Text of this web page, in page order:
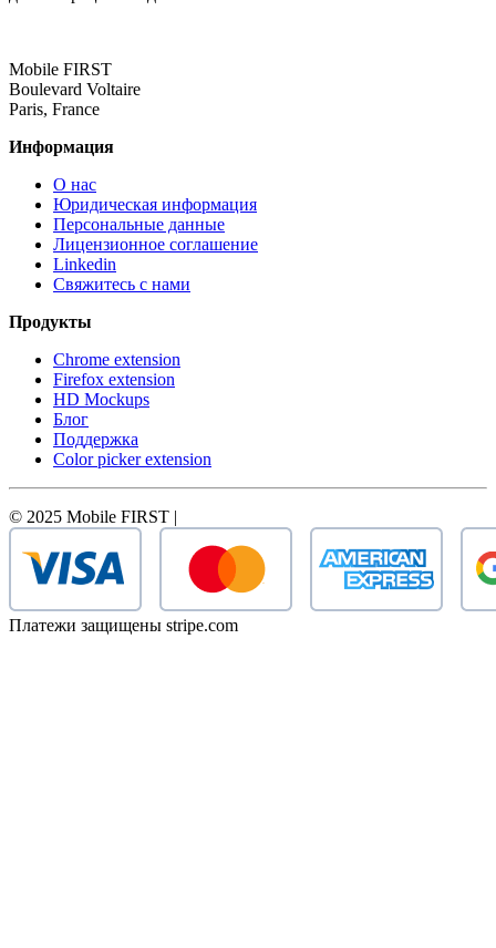
Mobile FIRST
Boulevard Voltaire
Paris, France
Информация
О нас
Юридическая информация
Персональные данные
Лицензионное соглашение
Linkedin
Свяжитесь с нами
Продукты
Chrome extension
Firefox extension
HD Mockups
Блог
Поддержка
Color picker extension
© 2025 Mobile FIRST |
Платежи защищены stripe.com